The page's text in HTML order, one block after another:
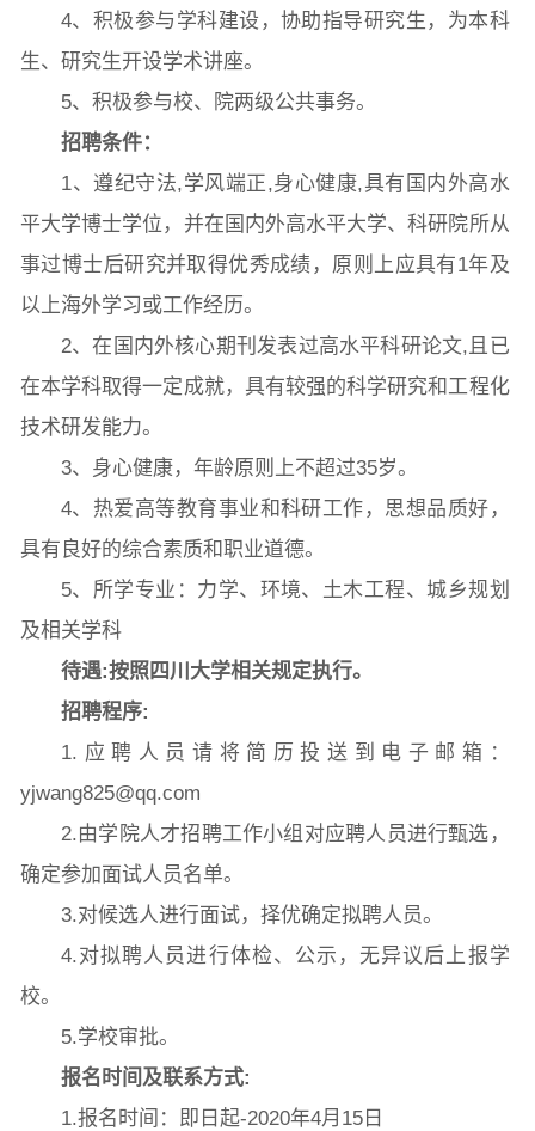
科研概况 学术动态
学生活动 创业就业 奖助学金
常用办公电话 办事流程
4、积极参与学科建设，协助指导研究生，为本科
生、研究生开设学术讲座。
5、积极参与校、院两级公共事务。
招聘条件：
1、遵纪守法,学风端正,身心健康,具有国内外高水
平大学博士学位，并在国内外高水平大学、科研院所从
事过博士后研究并取得优秀成绩，原则上应具有1年及
以上海外学习或工作经历。
2、在国内外核心期刊发表过高水平科研论文,且已
在本学科取得一定成就，具有较强的科学研究和工程化
技术研发能力。
3、身心健康，年龄原则上不超过35岁。
4、热爱高等教育事业和科研工作，思想品质好，
具有良好的综合素质和职业道德。
5、所学专业：力学、环境、土木工程、城乡规划
及相关学科
待遇:按照四川大学相关规定执行。
招聘程序:
1.应聘人员请将简历投送到电子邮箱：
yjwang825@qq.com
2.由学院人才招聘工作小组对应聘人员进行甄选，
确定参加面试人员名单。
3.对候选人进行面试，择优确定拟聘人员。
4.对拟聘人员进行体检、公示，无异议后上报学
校。
5.学校审批。
报名时间及联系方式:
1.报名时间：即日起-2020年4月15日